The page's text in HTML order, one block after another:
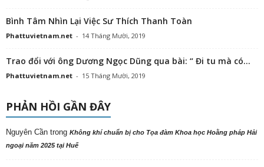
Bình Tâm Nhìn Lại Việc Sư Thích Thanh Toàn
Phattuvietnam.net - 14 Tháng Mười, 2019
Trao đổi với ông Dương Ngọc Dũng qua bài: “ Đi tu mà có...
Phattuvietnam.net - 15 Tháng Mười, 2019
PHẢN HỒI GẦN ĐÂY
Nguyên Cần trong Không khí chuẩn bị cho Tọa đàm Khoa học Hoằng pháp Hải
ngoại năm 2025 tại Huế